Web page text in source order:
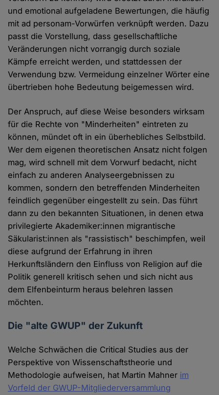
und emotional aufgeladene Bewertungen, die häufig
mit ad personam-Vorwürfen verknüpft werden. Dazu
passt die Vorstellung, dass gesellschaftliche
Veränderungen nicht vorrangig durch soziale
Kämpfe erreicht werden, und stattdessen der
Verwendung bzw. Vermeidung einzelner Wörter eine
übertrieben hohe Bedeutung beigemessen wird.
Der Anspruch, auf diese Weise besonders wirksam
für die Rechte von "Minderheiten" eintreten zu
können, mündet oft in ein überhebliches Selbstbild.
Wer dem eigenen theoretischen Ansatz nicht folgen
mag, wird schnell mit dem Vorwurf bedacht, nicht
einfach zu anderen Analyseergebnissen zu
kommen, sondern den betreffenden Minderheiten
feindlich gegenüber eingestellt zu sein. Das führt
dann zu den bekannten Situationen, in denen etwa
privilegierte Akademiker:innen migrantische
Säkularist:innen als "rassistisch" beschimpfen, weil
diese aufgrund der Erfahrung in ihren
Herkunftsländern den Einfluss von Religion auf die
Politik generell kritisch sehen und sich nicht aus
dem Elfenbeinturm heraus belehren lassen
möchten.
Die "alte GWUP" der Zukunft
Welche Schwächen die Critical Studies aus der
Perspektive von Wissenschaftstheorie und
Methodologie aufweisen, hat Martin Mahner im
Vorfeld der GWUP-Mitgliederversammlung